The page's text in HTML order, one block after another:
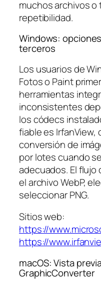
muchos archivos o
repetibilidad.
Windows:
terceros
Los usuarios de
Fotos o Paint
herramientas
inconsistentes
los códecs
fiable es IrfanView,
conversión de
por lotes cuando
adecuados. El flujo
el archivo WebP,
seleccionar PNG.
Sitios web:
https://
https://
macOS: Vista
GraphicConverter